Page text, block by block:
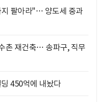
지 팔아라"… 양도세 중과
촌 재건축… 송파구, 직무
450억에 내놨다